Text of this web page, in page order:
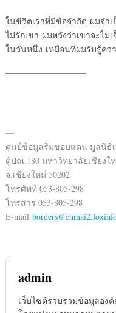
ในชีวิตเราที่มีข้อจำกัด ผมจำเ
ไม่รักเขา ผมหวังว่าเขาจะไม่
ในวันหนึ่ง เหมือนที่ผมรับรู้คว
—————————–
—
ศูนย์ข้อมูลริมขอบแดน มูลนิธิ
ตู้ปณ.180 มหาวิทยาลัยเชียงใ
จ.เชียงใหม่ 50202
โทรศัพท์ 053-805-298
โทรสาร 053-805-298
E-mail
admin
เว็บไซต์รวบรวมข้อมูลอง